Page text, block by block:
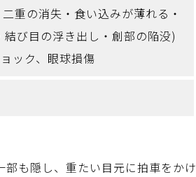
重の消失・食い込みが薄れる・
び目の浮き出し・創部の陥没)
ック、眼球損傷
も隠し、重たい目元に拍車をかけ